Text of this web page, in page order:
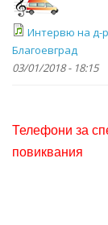
Интервю на д-
Благоевград
03/01/2018 - 18:15
Телефони за
повиквания